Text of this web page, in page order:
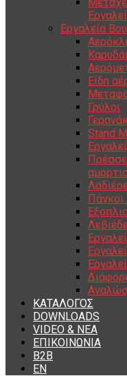
Εργαλεία
Είδη
Γρύλοι
Stand
Πάγκοι
ΚΑΤΑΛΟΓΟΣ
DOWNLOADS
VIDEO & ΝΕΑ
ΕΠΙΚΟΙΝΩΝΙΑ
B2B
ΕΝ